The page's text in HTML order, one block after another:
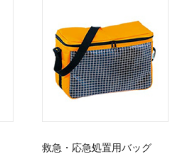
救急・応急処置用バッグ